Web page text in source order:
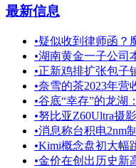
最新信息
•疑似收到律师函？
•湖南黄金一子公司
•正新鸡排扩张包子
•奈雪的茶2023年营
•谷底“幸存”的龙湖
•努比亚Z60Ultra摄
•消息称台积电2nm
•Kimi概念盘初大幅
•金价在创出历史新